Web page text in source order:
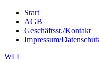
Start
AGB
Geschäftsst./Kontakt
Impressum/
WLL